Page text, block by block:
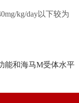
kg/day以下较为
能和海马M受体水平